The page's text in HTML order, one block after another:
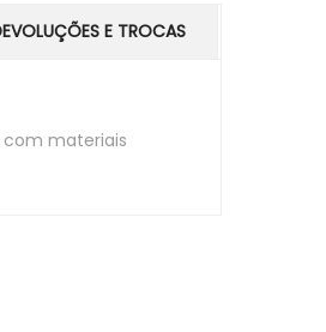
E TROCAS
com materiais